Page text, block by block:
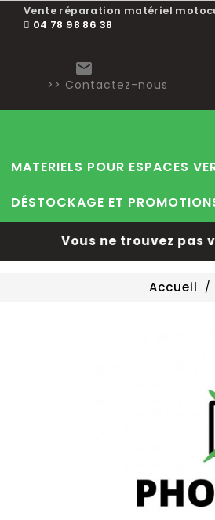
Vente réparation matériel
04 78 98 86 38

>> Contactez-nous
MATERIELS POUR ESPACES
DÉSTOCKAGE ET
Vous ne trouvez pas
Accueil